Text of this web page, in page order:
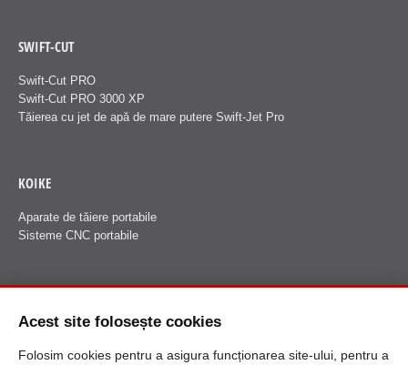
SWIFT-CUT
Swift-Cut PRO
Swift-Cut PRO 3000 XP
Tăierea cu jet de apă de mare putere Swift-Jet Pro
KOIKE
Aparate de tăiere portabile
Sisteme CNC portabile
Acest site folosește cookies
Folosim cookies pentru a asigura funcționarea site-ului, pentru a